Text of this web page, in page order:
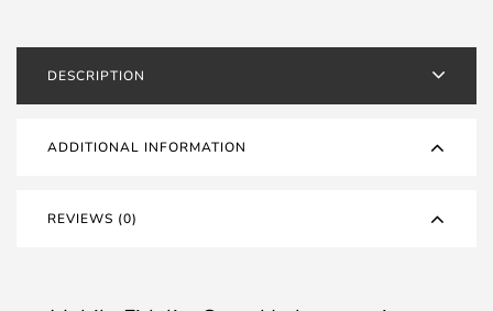
DESCRIPTION
ADDITIONAL INFORMATION
REVIEWS (0)